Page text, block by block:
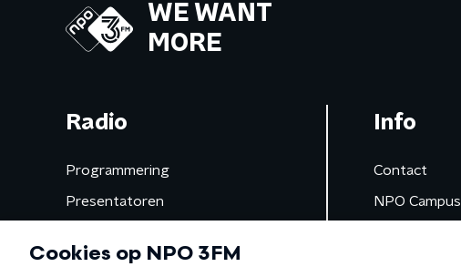
WE WANT
MORE
Radio
Programmering
Presentatoren
Gemist
Info
Contact
NPO Campus